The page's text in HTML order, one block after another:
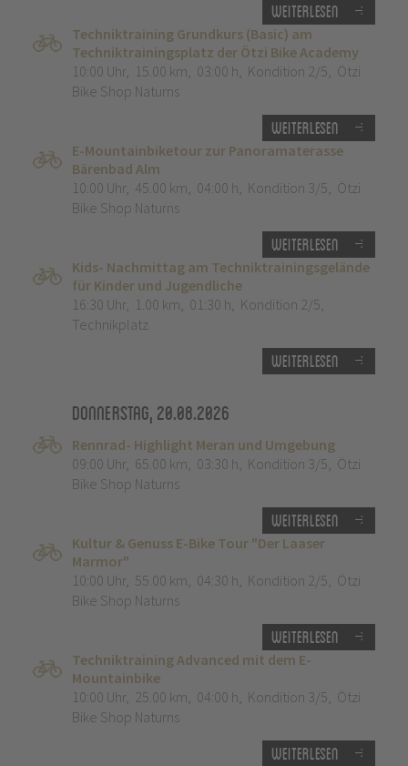
Weiterlesen
Techniktraining Grundkurs (Basic) am
Techniktrainingsplatz der Ötzi Bike Academy
10:00 Uhr, 15.00 km, 03:00 h, Kondition 2/5, Ötzi
Bike Shop Naturns
Weiterlesen
E-Mountainbiketour zur Panoramaterasse
Bärenbad Alm
10:00 Uhr, 45.00 km, 04:00 h, Kondition 3/5, Ötzi
Bike Shop Naturns
Weiterlesen
Kids- Nachmittag am Techniktrainingsgelände
für Kinder und Jugendliche
16:30 Uhr, 1.00 km, 01:30 h, Kondition 2/5,
Technikplatz
Weiterlesen
Donnerstag, 20.08.2026
Rennrad- Highlight Meran und Umgebung
09:00 Uhr, 65.00 km, 03:30 h, Kondition 3/5, Ötzi
Bike Shop Naturns
Weiterlesen
Kultur & Genuss E-Bike Tour "Der Laaser
Marmor"
10:00 Uhr, 55.00 km, 04:30 h, Kondition 2/5, Ötzi
Bike Shop Naturns
Weiterlesen
Techniktraining Advanced mit dem E-
Mountainbike
10:00 Uhr, 25.00 km, 04:00 h, Kondition 3/5, Ötzi
Bike Shop Naturns
Weiterlesen